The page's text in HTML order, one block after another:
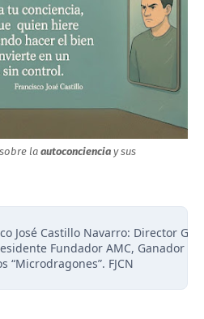
sobre la autoconciencia y sus
José Castillo Navarro: Director
Fundador AMC, Ganador
“Microdragones”. FJCN